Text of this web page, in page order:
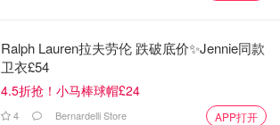
Ralph Lauren拉夫劳伦 跌破底价✨Jennie同款
卫衣£54
4.5折抢！小马棒球帽£24
4 Bernardelli Store APP打开